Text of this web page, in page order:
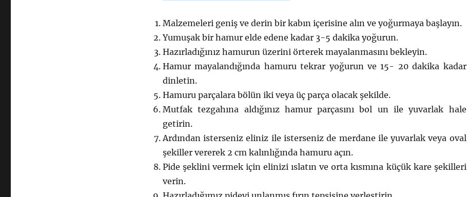
Malzemeleri geniş ve derin bir kabın içerisine alın ve yoğurmaya başlayın.
Yumuşak bir hamur elde edene kadar 3-5 dakika yoğurun.
Hazırladığınız hamurun üzerini örterek mayalanmasını bekleyin.
Hamur mayalandığında hamuru tekrar yoğurun ve 15- 20 dakika kadar
dinletin.
Hamuru parçalara bölün iki veya üç parça olacak şekilde.
Mutfak tezgahına aldığınız hamur parçasını bol un ile yuvarlak hale
getirin.
Ardından isterseniz eliniz ile isterseniz de merdane ile yuvarlak veya oval
şekiller vererek 2 cm kalınlığında hamuru açın.
Pide şeklini vermek için elinizi ıslatın ve orta kısmına küçük kare şekilleri
verin.